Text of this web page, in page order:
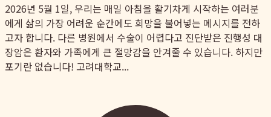
2026년 5월 1일, 우리는 매일 아침을 활기차게 시작하는 여러분
에게 삶의 가장 어려운 순간에도 희망을 불어넣는 메시지를 전하
고자 합니다. 다른 병원에서 수술이 어렵다고 진단받은 진행성 대
장암은 환자와 가족에게 큰 절망감을 안겨줄 수 있습니다. 하지만
포기란 없습니다! 고려대학교...